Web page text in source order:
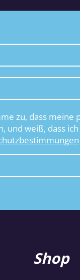
zu, dass meine
und weiß, dass
Shop